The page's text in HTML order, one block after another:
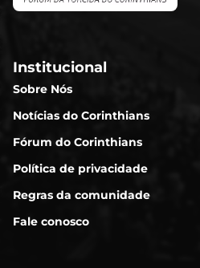
Institucional
Sobre Nós
Notícias do Corinthians
Fórum do Corinthians
Política de privacidade
Regras da comunidade
Fale conosco